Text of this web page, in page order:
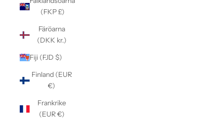
(FKP £)
Färöarna
(DKK kr.)
Fiji (FJD $)
Finland (EUR
€)
Frankrike
(EUR €)